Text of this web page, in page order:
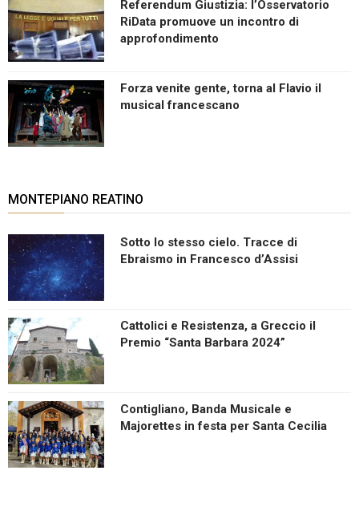
Referendum Giustizia: l’Osservatorio
RiData promuove un incontro di
approfondimento
Forza venite gente, torna al Flavio il
musical francescano
MONTEPIANO REATINO
Sotto lo stesso cielo. Tracce di
Ebraismo in Francesco d’Assisi
Cattolici e Resistenza, a Greccio il
Premio “Santa Barbara 2024”
Contigliano, Banda Musicale e
Majorettes in festa per Santa Cecilia